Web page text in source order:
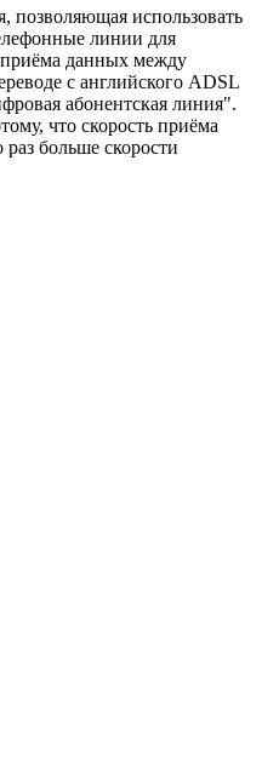
позволяющая использовать
линии для
приёма данных между
с английского ADSL
абонентская линия".
что скорость приёма
больше скорости